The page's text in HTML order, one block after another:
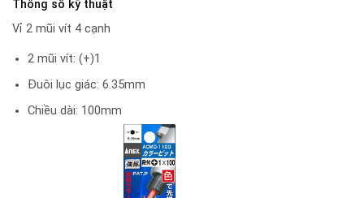
Thông số kỹ thuật
Vỉ 2 mũi vít 4 cạnh
2 mũi vít: (+)1
Đuôi lục giác: 6.35mm
Chiều dài: 100mm